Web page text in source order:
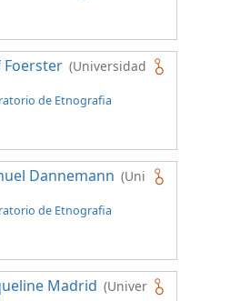
Foerster (Universidad
de Etnografia
Dannemann (Uni
de Etnografia
Madrid (Univer